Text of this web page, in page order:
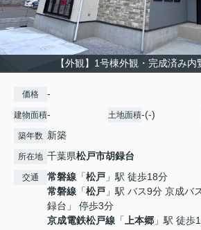
【外観】1号棟外観・完成済み内
価格 -
建物面積- 土地面積-(-)
築年数 新築
所在地 千葉県松戸市胡録台
交通 常磐線 「松戸 」駅 徒歩18分
常磐線 「松戸 」駅 バス9分 京成バ
録台」 停歩3分
京成電鉄松戸線 「上本郷 」駅 徒歩